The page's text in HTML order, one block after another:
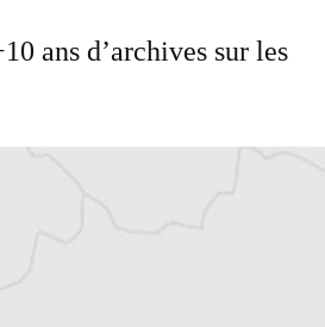
ans d’archives sur les